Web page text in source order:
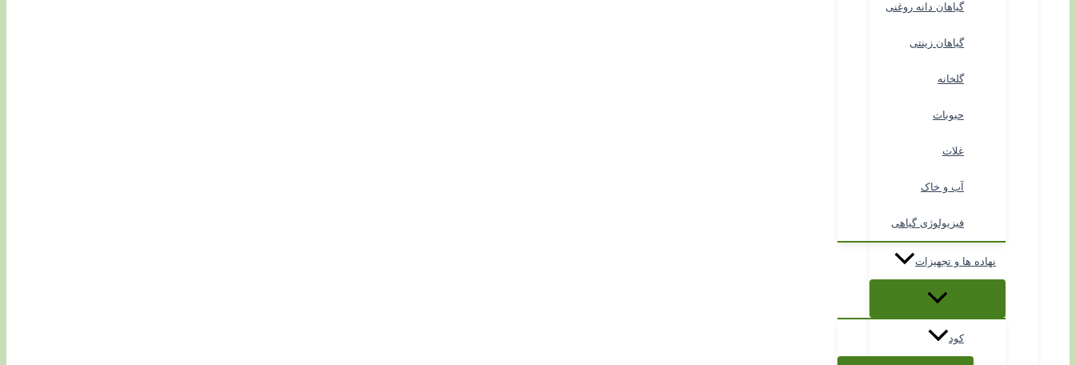
گیاهان دانه روغنی
گیاهان زینتی
گلخانه
حبوبات
غلات
آب و خاک
فیزیولوژی گیاهی
نهاده ها و تجهیزات
کود